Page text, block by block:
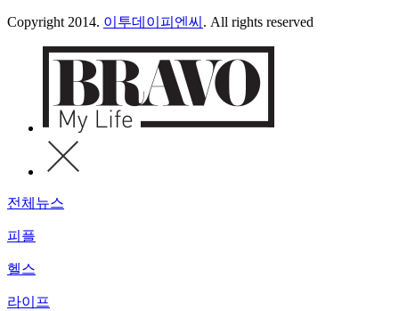
Copyright 2014. 이투데이피엔씨 . All rights reserved
전체뉴스
피플
헬스
라이프